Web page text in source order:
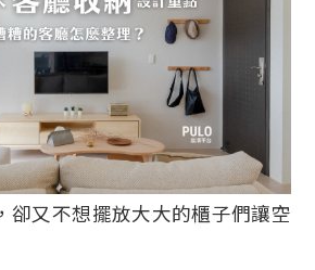
卻又不想擺放大大的櫃子們讓空